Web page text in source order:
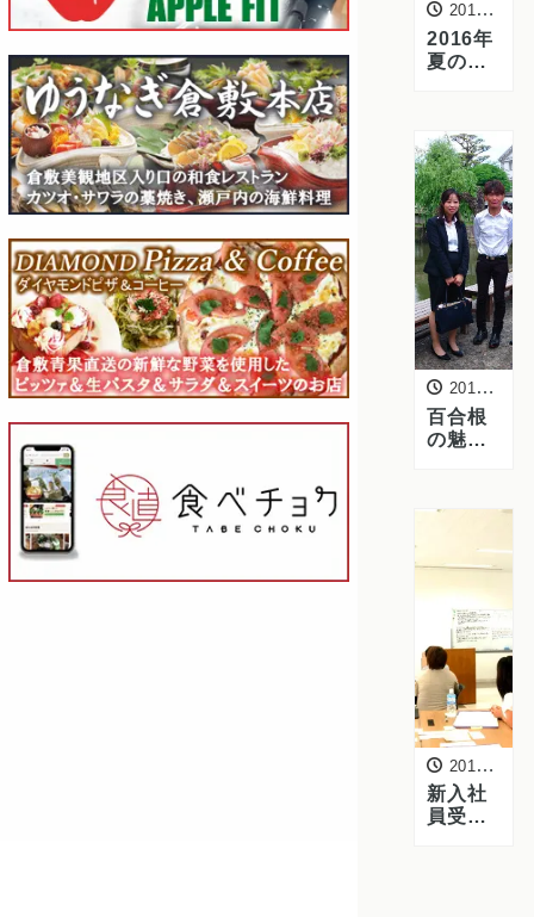
2016年6月14日
2016年
夏のフ
受付開
始｜岡
山の白
桃・ブ
ドウを
贈ろう
2016年6月11日
百合根
の魅力
めむろ
百合根
生産組
合の皆
様がご
来社
2016年6月3日
新入社
員受け